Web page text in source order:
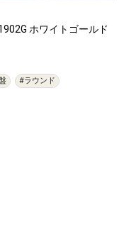
ホワイトゴールド
#ラウンド